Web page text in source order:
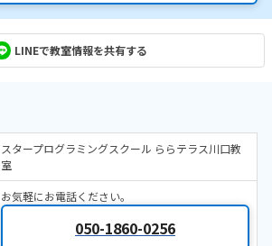
LINEで教室情報を共有する
スタープログラミングスクール ららテラス川口教
室
お気軽にお電話ください。
050-1860-0256